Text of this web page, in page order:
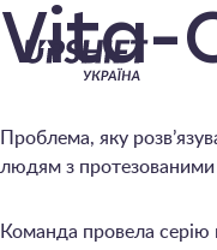
–
Vita-
Проблема, яку
людям з протезованими
Команда провела серію